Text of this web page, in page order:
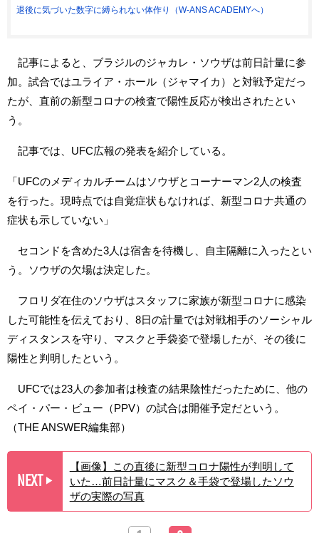
退後に気づいた数字に縛られない体作り（W-ANS ACADEMYへ）
記事によると、ブラジルのジャカレ・ソウザは前日計量に参
加。試合ではユライア・ホール（ジャマイカ）と対戦予定だっ
たが、直前の新型コロナの検査で陽性反応が検出されたとい
う。
記事では、UFC広報の発表を紹介している。
「UFCのメディカルチームはソウザとコーナーマン2人の検査
を行った。現時点では自覚症状もなければ、新型コロナ共通の
症状も示していない」
セコンドを含めた3人は宿舎を待機し、自主隔離に入ったとい
う。ソウザの欠場は決定した。
フロリダ在住のソウザはスタッフに家族が新型コロナに感染
した可能性を伝えており、8日の計量では対戦相手のソーシャル
ディスタンスを守り、マスクと手袋姿で登場したが、その後に
陽性と判明したという。
UFCでは23人の参加者は検査の結果陰性だったために、他の
ペイ・パー・ビュー（PPV）の試合は開催予定だという。
（THE ANSWER編集部）
NEXT ▶︎
【画像】この直後に新型コロナ陽性が判明して
いた…前日計量にマスク＆手袋で登場したソウ
ザの実際の写真